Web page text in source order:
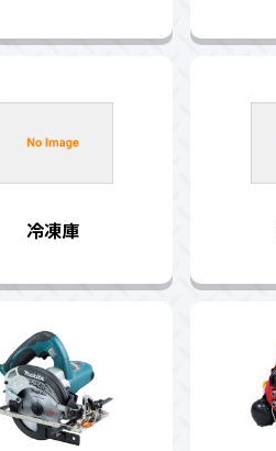
冷凍庫